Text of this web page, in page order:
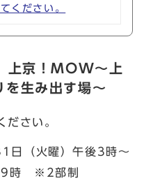
ください。
京！MOW～上
を生み出す場～
ださい。
（火曜）午後3時～
9時 ※2部制